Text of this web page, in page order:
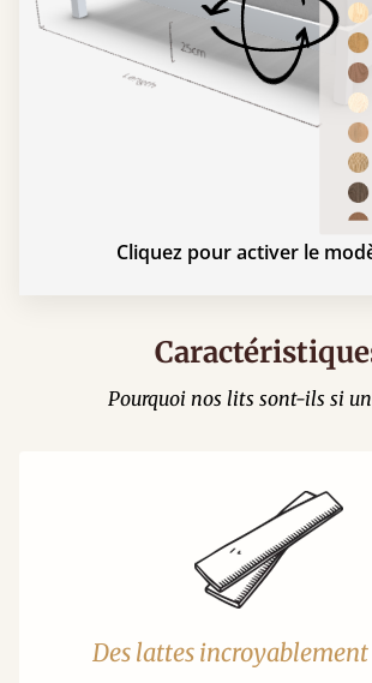
Cliquez pour activer le
Pourquoi nos lits sont-ils si
Des lattes